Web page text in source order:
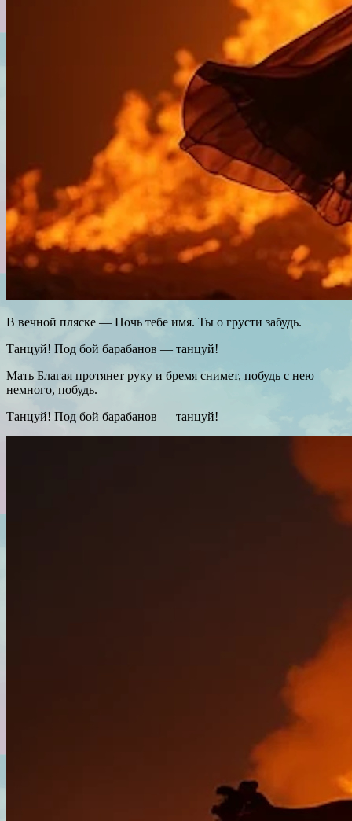
В вечной пляске — Ночь тебе имя. Ты о грусти забудь.
Танцуй! Под бой барабанов — танцуй!
Мать Благая протянет руку и бремя снимет, побудь с нею
немного, побудь.
Танцуй! Под бой барабанов — танцуй!